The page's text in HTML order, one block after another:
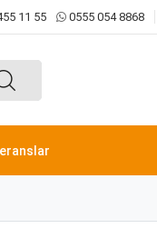
11 55 0555 054 8868